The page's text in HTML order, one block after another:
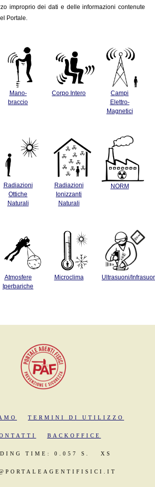
improprio dei dati e delle informazioni contenute
Portale.
Mano-
braccio
Corpo Intero
Campi
Elettro-
Magnetici
Radiazioni
Ottiche
Naturali
Radiazioni
Ionizzanti
Naturali
NORM
Atmosfere
Iperbariche
Microclima Ultrasuoni/
TERMINI DI UTILIZZO
BACKOFFICE
TIME: 0.057 S. XS